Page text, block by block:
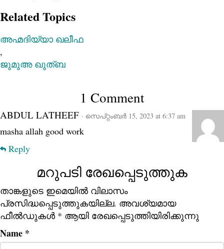
Related Topics
അഹ്മദിയ്യാ ഖലീഫ
,
ജുമുഅ ഖുത്ബ
1 Comment
ABDUL LATHEEF · സെപ്റ്റംബർ 15, 2023 at 6:37 am
masha allah good work
Reply
മറുപടി രേഖപ്പെടുത്തുക
താങ്കളുടെ ഇമെയില്‍ വിലാസം
പ്രസിദ്ധപ്പെടുത്തുകയില്ല. അവശ്യമായ
ഫീല്‍ഡുകള്‍ * ആയി രേഖപ്പെടുത്തിയിരിക്കുന്നു
Name *